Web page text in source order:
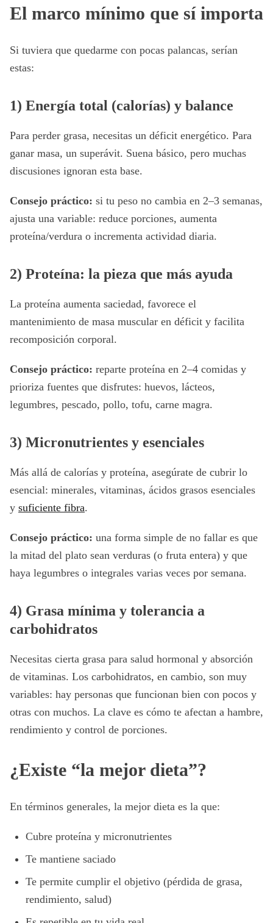
El marco mínimo que sí importa
Si tuviera que quedarme con pocas palancas, serían
estas:
1) Energía total (calorías) y balance
Para perder grasa, necesitas un déficit energético. Para
ganar masa, un superávit. Suena básico, pero muchas
discusiones ignoran esta base.
Consejo práctico: si tu peso no cambia en 2–3 semanas,
ajusta una variable: reduce porciones, aumenta
proteína/verdura o incrementa actividad diaria.
2) Proteína: la pieza que más ayuda
La proteína aumenta saciedad, favorece el
mantenimiento de masa muscular en déficit y facilita
recomposición corporal.
Consejo práctico: reparte proteína en 2–4 comidas y
prioriza fuentes que disfrutes: huevos, lácteos,
legumbres, pescado, pollo, tofu, carne magra.
3) Micronutrientes y esenciales
Más allá de calorías y proteína, asegúrate de cubrir lo
esencial: minerales, vitaminas, ácidos grasos esenciales
y suficiente fibra.
Consejo práctico: una forma simple de no fallar es que
la mitad del plato sean verduras (o fruta entera) y que
haya legumbres o integrales varias veces por semana.
4) Grasa mínima y tolerancia a
carbohidratos
Necesitas cierta grasa para salud hormonal y absorción
de vitaminas. Los carbohidratos, en cambio, son muy
variables: hay personas que funcionan bien con pocos y
otras con muchos. La clave es cómo te afectan a hambre,
rendimiento y control de porciones.
¿Existe “la mejor dieta”?
En términos generales, la mejor dieta es la que:
Cubre proteína y micronutrientes
Te mantiene saciado
Te permite cumplir el objetivo (pérdida de grasa,
rendimiento, salud)